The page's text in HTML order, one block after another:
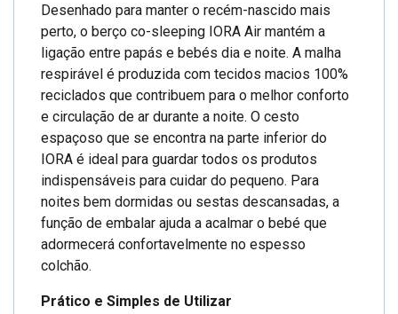
Desenhado para manter o recém-nascido mais
perto, o berço co-sleeping IORA Air mantém a
ligação entre papás e bebés dia e noite. A malha
respirável é produzida com tecidos macios 100%
reciclados que contribuem para o melhor conforto
e circulação de ar durante a noite. O cesto
espaçoso que se encontra na parte inferior do
IORA é ideal para guardar todos os produtos
indispensáveis para cuidar do pequeno. Para
noites bem dormidas ou sestas descansadas, a
função de embalar ajuda a acalmar o bebé que
adormecerá confortavelmente no espesso
colchão.
Prático e Simples de Utilizar